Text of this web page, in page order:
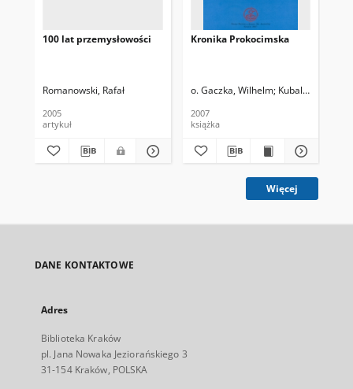
100 lat przemysłowości
Romanowski, Rafał
2005
artykuł
Kronika Prokocimska
o. Gaczka, Wilhelm Kubala, Marek
2007
książka
Więcej
DANE KONTAKTOWE
Adres
Biblioteka Kraków
pl. Jana Nowaka Jeziorańskiego 3
31-154 Kraków, POLSKA